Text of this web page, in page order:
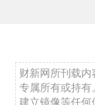
财新网所刊载
专属所有或持有
建立镜像等任何